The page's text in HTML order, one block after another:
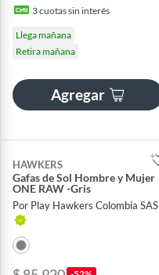
3cuotas sin interés
Llega mañana
Retira mañana
Agregar
HAWKERS
Gafas de Sol Hombre y Mujer
ONE RAW -Gris
Por Play Hawkers Colombia SAS